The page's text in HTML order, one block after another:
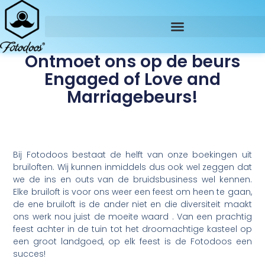
Ontmoet ons op de beurs
Engaged of Love and
Marriagebeurs!
Bij Fotodoos bestaat de helft van onze boekingen uit
bruiloften. Wij kunnen inmiddels dus ook wel zeggen dat
we de ins en outs van de bruidsbusiness wel kennen.
Elke bruiloft is voor ons weer een feest om heen te gaan,
de ene bruiloft is de ander niet en die diversiteit maakt
ons werk nou juist de moeite waard . Van een prachtig
feest achter in de tuin tot het droomachtige kasteel op
een groot landgoed, op elk feest is de Fotodoos een
succes!